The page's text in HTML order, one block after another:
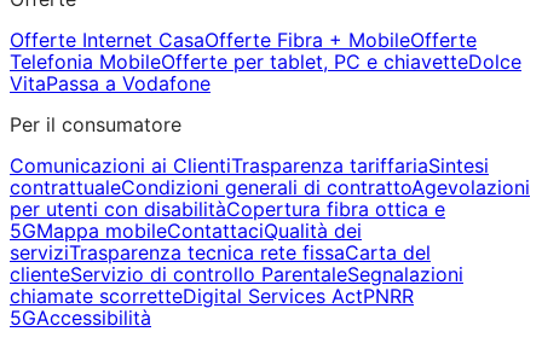
Offerte Internet CasaOfferte Fibra + MobileOfferte
Telefonia MobileOfferte per tablet, PC e chiavetteDolce
VitaPassa a Vodafone
Per il consumatore
Comunicazioni ai ClientiTrasparenza tariffariaSintesi
contrattualeCondizioni generali di contrattoAgevolazioni
per utenti con disabilitàCopertura fibra ottica e
5GMappa mobileContattaciQualità dei
serviziTrasparenza tecnica rete fissaCarta del
clienteServizio di controllo ParentaleSegnalazioni
chiamate scorretteDigital Services ActPNRR
5GAccessibilità